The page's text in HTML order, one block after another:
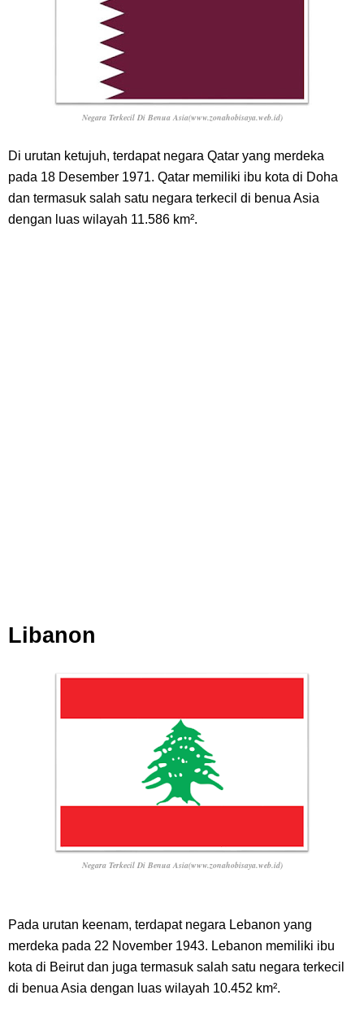
7 Fakta Queen One Piece, All Star Yang Jadi Penanggung Jawab
Profil Washifa Assegaf, Pemeran Aurel Pada Sinetron Merangkai
Sunday, 9 August
Negara Terkecil Di Benua Asia(www.zonahobisaya.web.id)
Di urutan ketujuh, terdapat negara Qatar yang merdeka
pada 18 Desember 1971. Qatar memiliki ibu kota di Doha
dan termasuk salah satu negara terkecil di benua Asia
dengan luas wilayah 11.586 km².
Libanon
Negara Terkecil Di Benua Asia(www.zonahobisaya.web.id)
Pada urutan keenam, terdapat negara Lebanon yang
merdeka pada 22 November 1943. Lebanon memiliki ibu
kota di Beirut dan juga termasuk salah satu negara terkecil
di benua Asia dengan luas wilayah 10.452 km².